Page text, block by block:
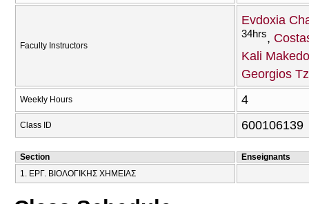
Faculty Instructors
Evdoxia
34hrs
Kali
Georgios
Weekly Hours 4
Class ID 600106139
Section
Enseignants
1. ΕΡΓ. ΒΙΟΛΟΓΙΚΗΣ ΧΗΜΕΙΑΣ